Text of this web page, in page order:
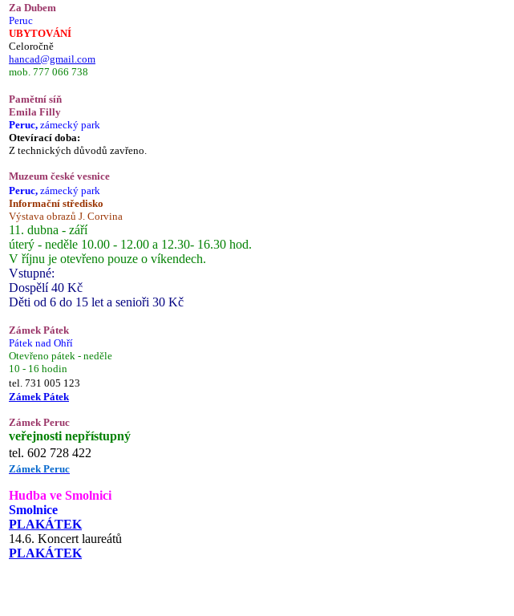
Za Dubem
Peruc
UBYTOVÁNÍ
Celoročně
hancad@gmail.com
mob. 777 066 738
Pamětní síň
Emila Filly
Peruc, zámecký park
Otevírací doba:
Z technických důvodů zavřeno.
Muzeum české vesnice
Peruc, zámecký park
Informační středisko
Výstava obrazů J. Corvina
11. dubna - září
úterý - neděle 10.00 - 12.00 a 12.30- 16.30 hod.
V říjnu je otevřeno pouze o víkendech.
Vstupné:
Dospělí 40 Kč
Děti od 6 do 15 let a senioři 30 Kč
Zámek Pátek
Pátek nad Ohří
Otevřeno pátek - neděle
10 - 16 hodin
tel. 731 005 123
Zámek Pátek
Zámek Peruc
veřejnosti nepřístupný
tel. 602 728 422
Zámek Peruc
Hudba ve Smolnici
Smolnice
PLAKÁTEK
14.6. Koncert laureátů
PLAKÁTEK